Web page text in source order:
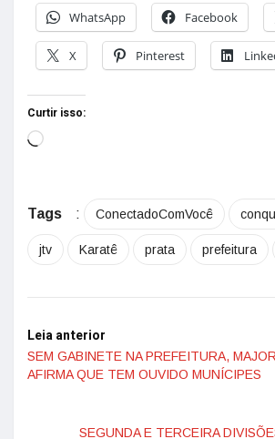
WhatsApp
Facebook
X Pinterest
Curtir isso:
Tags : ConectadoComVocê
jtv Karatê prata prefeitura
Leia anterior
SEM GABINETE NA PREFEITURA,
AFIRMA QUE TEM OUVIDO MUNÍCIPES
SEGUNDA E TERCEIRA